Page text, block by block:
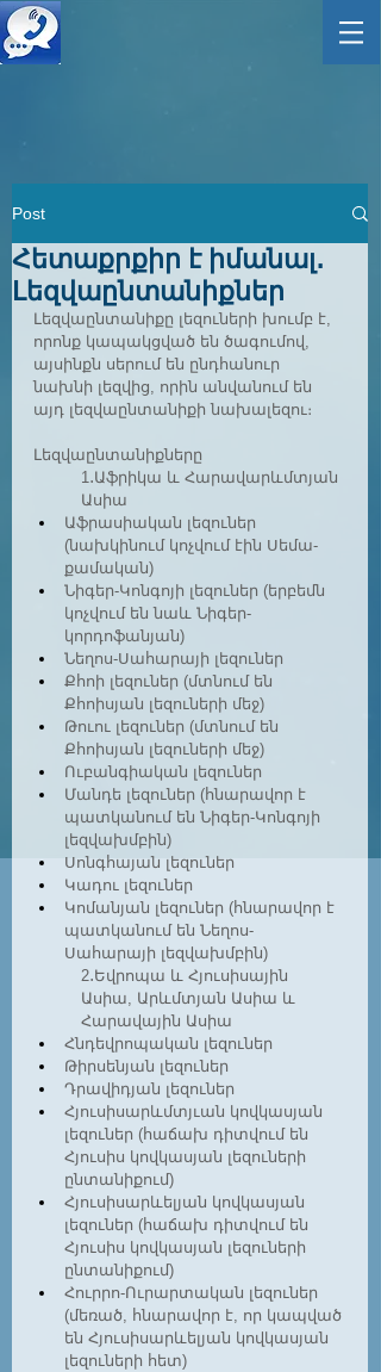
Post
Հետաքրքիր է իմանալ․
Լեզվաընտանիքներ
Լեզվաընտանիքը լեզուների խումբ է,
որոնք կապակցված են ծագումով,
այսինքն սերում են ընդհանուր
նախնի լեզվից, որին անվանում են
այդ լեզվաընտանիքի նախալեզու։
Լեզվաընտանիքները
1․Աֆրիկա և Հարավարևմտյան
Ասիա
Աֆրասիական լեզուներ
(նախկինում կոչվում էին Սեմա-
քամական)
Նիգեր-Կոնգոյի լեզուներ (երբեմն
կոչվում են նաև Նիգեր-
կորդոֆանյան)
Նեղոս-Սահարայի լեզուներ
Քհոի լեզուներ (մտնում են
Քհոիսյան լեզուների մեջ)
Թուու լեզուներ (մտնում են
Քհոիսյան լեզուների մեջ)
Ուբանգիական լեզուներ
Մանդե լեզուներ (հնարավոր է
պատկանում են Նիգեր-Կոնգոյի
լեզվախմբին)
Սոնգհայան լեզուներ
Կադու լեզուներ
Կոմանյան լեզուներ (հնարավոր է
պատկանում են Նեղոս-
Սահարայի լեզվախմբին)
2․Եվրոպա և Հյուսիսային
Ասիա, Արևմտյան Ասիա և
Հարավային Ասիա
Հնդեվրոպական լեզուներ
Թիրսենյան լեզուներ
Դրավիդյան լեզուներ
Հյուսիսարևմտյւան կովկասյան
լեզուներ (հաճախ դիտվում են
Հյուսիս կովկասյան լեզուների
ընտանիքում)
Հյուսիսարևելյան կովկասյան
լեզուներ (հաճախ դիտվում են
Հյուսիս կովկասյան լեզուների
ընտանիքում)
Հուրրո-Ուրարտական լեզուներ
(մեռած, հնարավոր է, որ կապված
են Հյուսիսարևելյան կովկասյան
լեզուների հետ)